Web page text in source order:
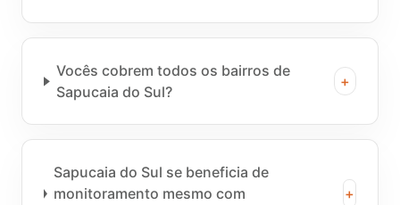
Vocês cobrem todos os bairros de
Sapucaia do Sul?
+
Sapucaia do Sul se beneficia de
monitoramento mesmo com
+